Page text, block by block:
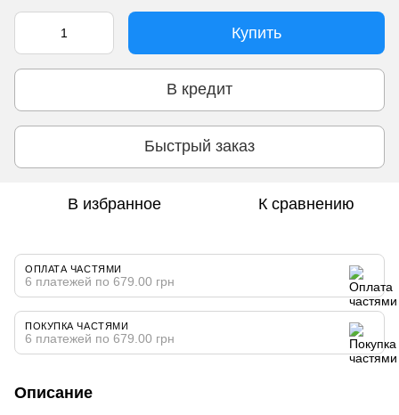
Купить
В кредит
Быстрый заказ
В избранное К сравнению
ОПЛАТА ЧАСТЯМИ
6 платежей по 679.00 грн
ПОКУПКА ЧАСТЯМИ
6 платежей по 679.00 грн
Описание